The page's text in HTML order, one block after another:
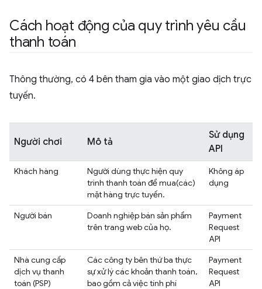
Cách hoạt động của quy trình yêu cầu
thanh toán
Thông thường, có 4 bên tham gia vào một giao dịch trực
tuyến.
Người chơi Mô tả
Sử dụng
API
Khách hàng
Người dùng thực hiện quy
trình thanh toán để mua(các)
mặt hàng trực tuyến.
Không áp
dụng
Người bán
Doanh nghiệp bán sản phẩm
trên trang web của họ.
Payment
Request
API
Nhà cung cấp
dịch vụ thanh
toán (PSP)
Các công ty bên thứ ba thực
sự xử lý các khoản thanh toán,
bao gồm cả việc tính phí
Payment
Request
API